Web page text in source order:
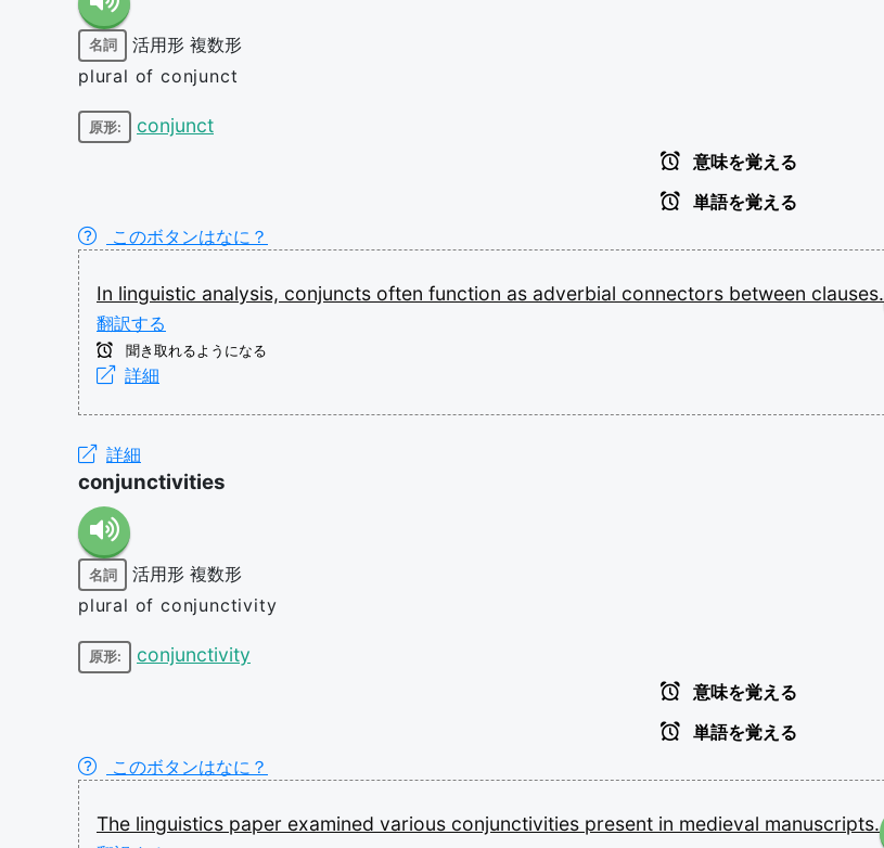
名詞 活用形 複数形
plural of conjunct
原形: conjunct
意味を覚える
単語を覚える
このボタンはなに？
In linguistic analysis, conjuncts often function as adverbial connectors between clauses.
翻訳する
聞き取れるようになる
詳細
詳細
conjunctivities
名詞 活用形 複数形
plural of conjunctivity
原形: conjunctivity
意味を覚える
単語を覚える
このボタンはなに？
The linguistics paper examined various conjunctivities present in medieval manuscripts.